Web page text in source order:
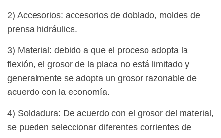
2) Accesorios: accesorios de doblado, moldes de
prensa hidráulica.
3) Material: debido a que el proceso adopta la
flexión, el grosor de la placa no está limitado y
generalmente se adopta un grosor razonable de
acuerdo con la economía.
4) Soldadura: De acuerdo con el grosor del material,
se pueden seleccionar diferentes corrientes de